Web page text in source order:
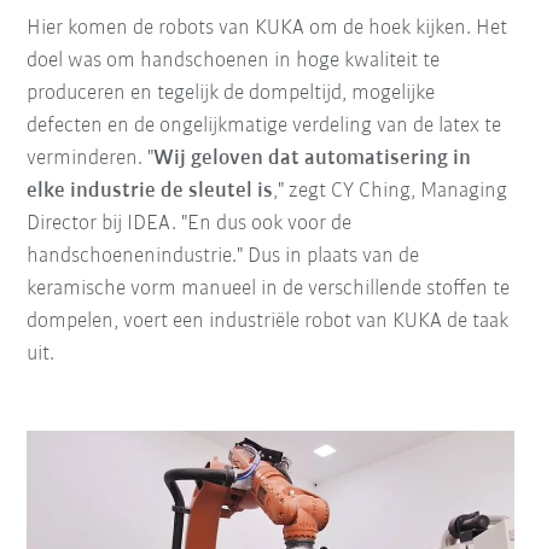
Hier komen de robots van KUKA om de hoek kijken. Het
doel was om handschoenen in hoge kwaliteit te
produceren en tegelijk de dompeltijd, mogelijke
defecten en de ongelijkmatige verdeling van de latex te
verminderen. "Wij geloven dat automatisering in
elke industrie de sleutel is," zegt CY Ching, Managing
Director bij IDEA. "En dus ook voor de
handschoenenindustrie." Dus in plaats van de
keramische vorm manueel in de verschillende stoffen te
dompelen, voert een industriële robot van KUKA de taak
uit.